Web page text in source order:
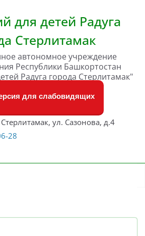
для детей Радуга
Стерлитамак
автономное учреждение
Республики Башкортостан
Радуга города Стерлитамак"
для слабовидящих
ул. Сазонова, д.4
28